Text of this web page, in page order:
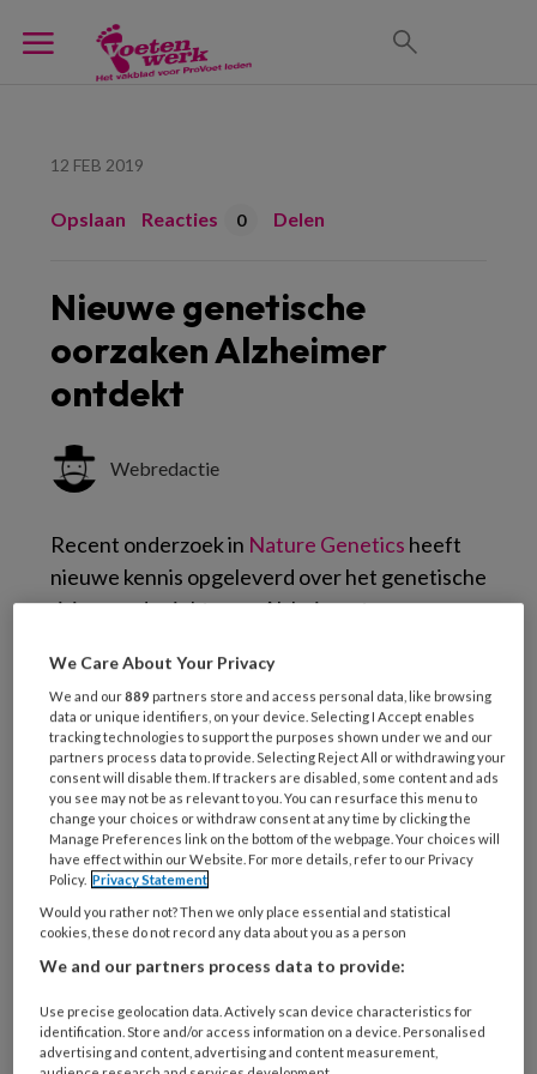
12 FEB 2019
Opslaan Reacties 0 Delen
Nieuwe genetische
oorzaken Alzheimer
ontdekt
Webredactie
Recent onderzoek in Nature Genetics heeft
nieuwe kennis opgeleverd over het genetische
risico om de ziekte van Alzheimer te
voor een belangrijk deel bepaald door
microglia-cellen. Dat zijn cellen van het
afweersysteem in de hersenen.
Het onderzoek ontdekte 29 plekken in het
DNA die bijdragen aan het risico op Alzheimer.
9 van deze plekken waren nog nooit eerder
gevonden. Het onderzoek wijst erop dat zowel
defecten in het immuunsysteem van het brein
als eiwitten (die een rol spelen bij de
Alzheimer te ontwikkelen.
We Care About Your Privacy
We and our889 partners store and access personal data, like browsing
data or unique identifiers, on your device. Selecting I Accept enables
tracking technologies to support the purposes shown under we and our
partners process data to provide. Selecting Reject All or withdrawing your
consent will disable them. If trackers are disabled, some content and ads
you see may not be as relevant to you. You can resurface this menu to
change your choices or withdraw consent at any time by clicking the
Manage Preferences link on the bottom of the webpage. Your choices will
have effect within our Website. For more details, refer to our Privacy
Policy. Privacy Statement
Would you rather not? Then we only place essential and statistical
cookies, these do not record any data about you as a person
We and our partners process data to provide:
Use precise geolocation data. Actively scan device characteristics for
identification. Store and/or access information on a device. Personalised
advertising and content, advertising and content measurement,